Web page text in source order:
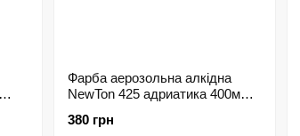
Фарба аерозольна алкідна
NewTon 425 адриатика 400мл
380 грн